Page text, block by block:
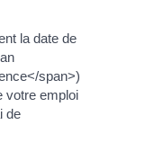
la date de
span>)
votre emploi
de